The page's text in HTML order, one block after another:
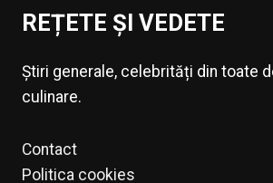
REȚETE ȘI VEDETE
Știri generale, celebrități din toate
culinare.
Contact
Politica cookies